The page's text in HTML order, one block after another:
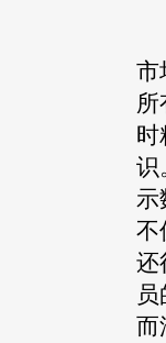
市
时
识
示
不
还
而